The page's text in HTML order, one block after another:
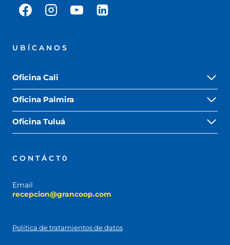
UBÍCANOS
Oficina Cali
Oficina Palmira
Oficina Tuluá
CONTÁCT0
Email
recepcion@grancoop.com
Política de tratamientos de datos